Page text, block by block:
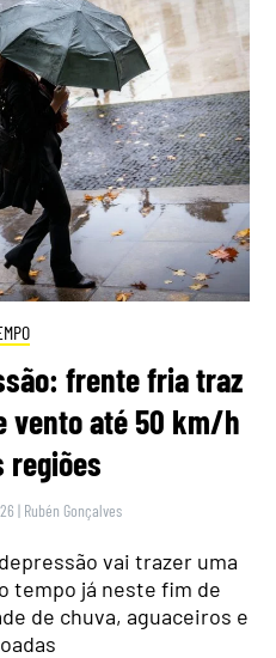
frente fria traz
vento até 50 km/h
regiões
| Rubén Gonçalves
vai trazer uma
tempo já neste fim de
de chuva, aguaceiros e